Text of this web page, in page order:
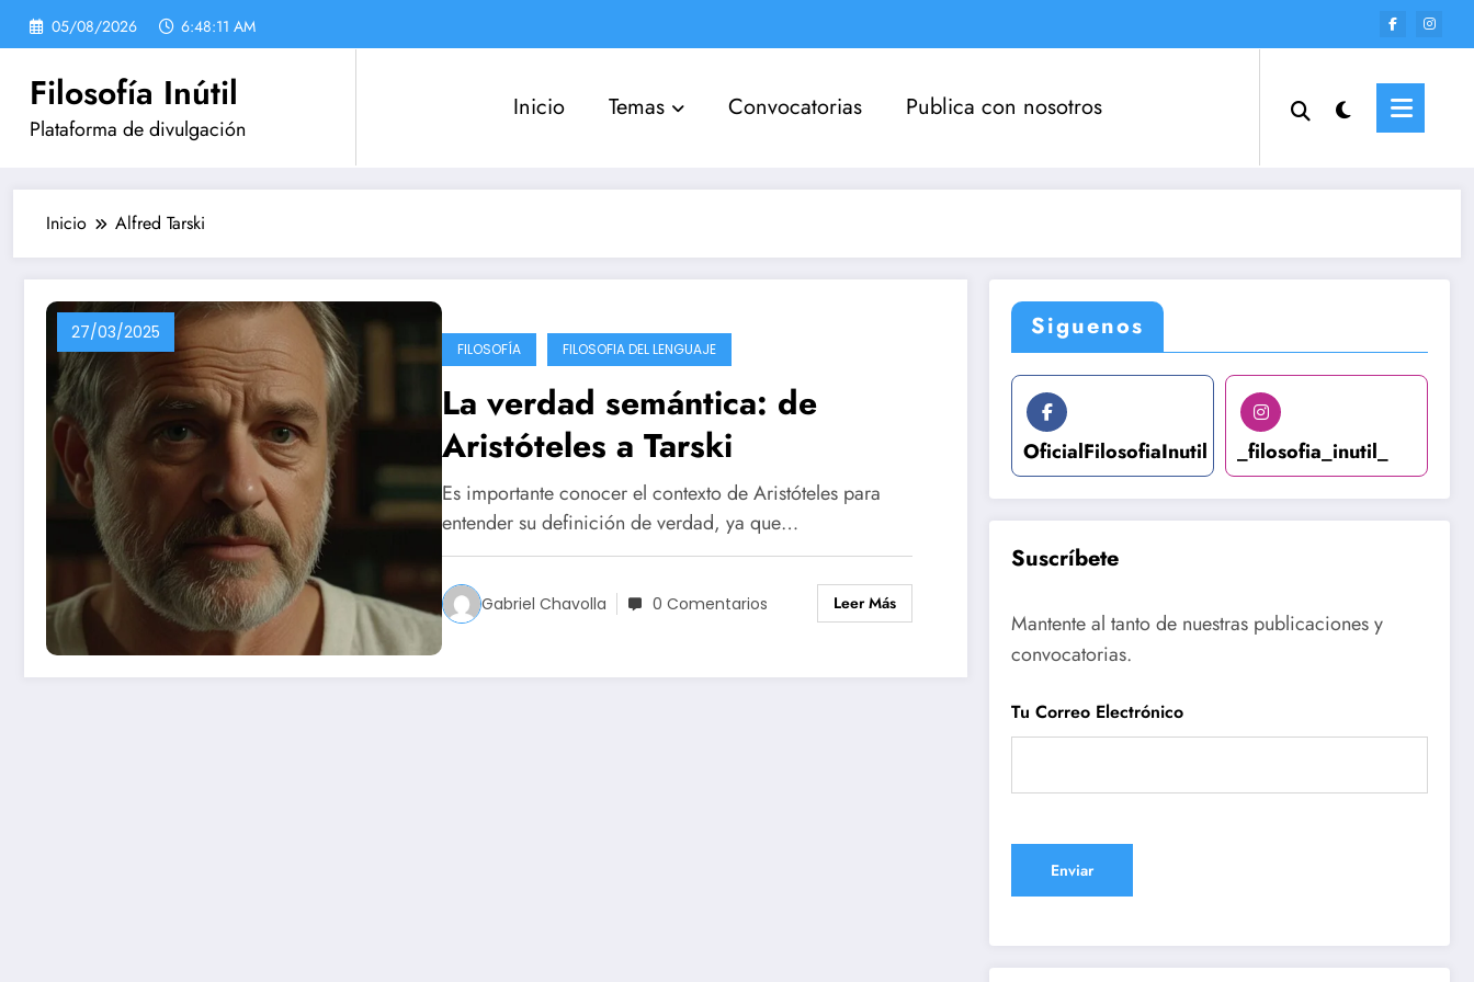
Saltar
05/08/2026 6:48:11 AM
Filosofía Inútil
Plataforma de divulgación
Inicio Temas Convocatorias Publica con nosotros
Inicio Alfred Tarski
27/03/2025
FILOSOFÍA FILOSOFIA DEL LENGUAJE
La verdad semántica: de
Aristóteles a Tarski
Es importante conocer el contexto de Aristóteles para
entender su definición de verdad, ya que…
Gabriel Chavolla 0 Comentarios Leer Más
Siguenos
OficialFilosofiaInutil _filosofia_inutil_
Suscríbete
Mantente al tanto de nuestras publicaciones y
convocatorias.
Tu Correo Electrónico